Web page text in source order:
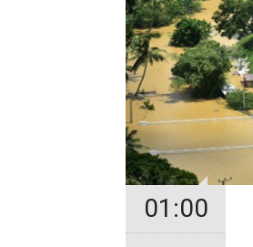
01:00